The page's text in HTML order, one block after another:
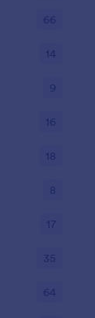
66
14
9
16
18
8
17
35
64